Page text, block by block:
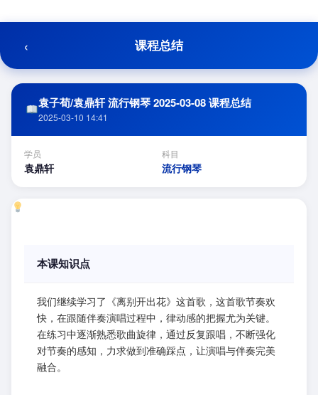
至
容
‹ 课程总结
袁子荀/袁鼎轩 流行钢琴 2025-03-08 课程总结
2025-03-10 14:41
学员
袁鼎轩
科目
流行钢琴
本课知识点
我们继续学习了《离别开出花》这首歌，这首歌节奏欢
快，在跟随伴奏演唱过程中，律动感的把握尤为关键。
在练习中逐渐熟悉歌曲旋律，通过反复跟唱，不断强化
对节奏的感知，力求做到准确踩点，让演唱与伴奏完美
融合。